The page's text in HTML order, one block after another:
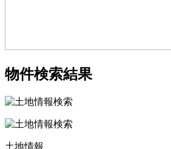
物件検索結果
土地情報